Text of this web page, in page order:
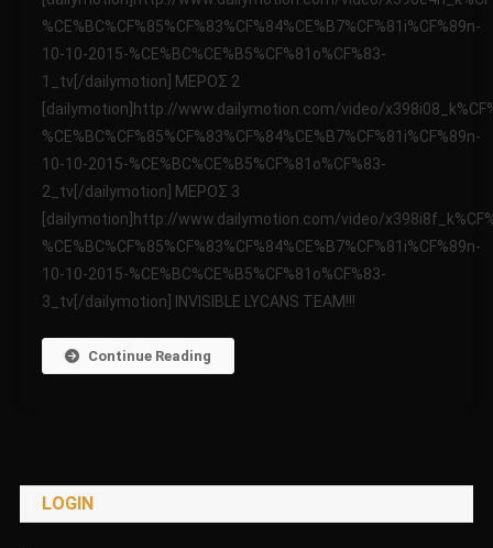
10-
10-
2015
%CE%BC%CF%85%CF%83%CF%84%CE%B7%CF%81i%CF%89n-
10-10-2015-%CE%BC%CE%B5%CF%81o%CF%83-
1_tv[/dailymotion] ΜΕΡΟΣ 2
[dailymotion]http://www.dailymotion.com/video/
%CE%BC%CF%85%CF%83%CF%84%CE%B7%CF%81i%CF%89n-
10-10-2015-%CE%BC%CE%B5%CF%81o%CF%83-
2_tv[/dailymotion] ΜΕΡΟΣ 3
[dailymotion]http://www.dailymotion.com/video/
%CE%BC%CF%85%CF%83%CF%84%CE%B7%CF%81i%CF%89n-
10-10-2015-%CE%BC%CE%B5%CF%81o%CF%83-
3_tv[/dailymotion] INVISIBLE LYCANS TEAM!!!
Continue Reading
LOGIN